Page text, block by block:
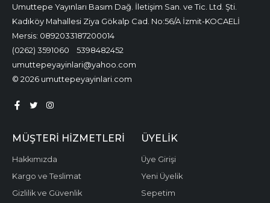
Umuttepe Yayınları Basım Dağ. İletişim San. ve Tic. Ltd. Şti.
Kadıköy Mahallesi Ziya Gökalp Cad. No:56/A İzmit-KOCAELİ
Mersis: 0892033187200014
(0262) 3591060
5398482452
umuttepeyayinlari@yahoo.com
© 2026 umuttepeyayinlari.com
MÜŞTERI HIZMETLERI
Hakkımızda
Kargo ve Teslimat
Gizlilik ve Güvenlik
ÜYELIK
Üye Girişi
Yeni Üyelik
Sepetim